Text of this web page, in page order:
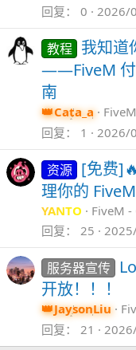
回复
0 2026/
教程 我知道
——FiveM 付
南
Cata_a
回复
1 2026/
资源 [免费
理你的
YANTO
FiveM -
回复
25
服务器宣传
开放！！！
JaysonLiu
回复
21